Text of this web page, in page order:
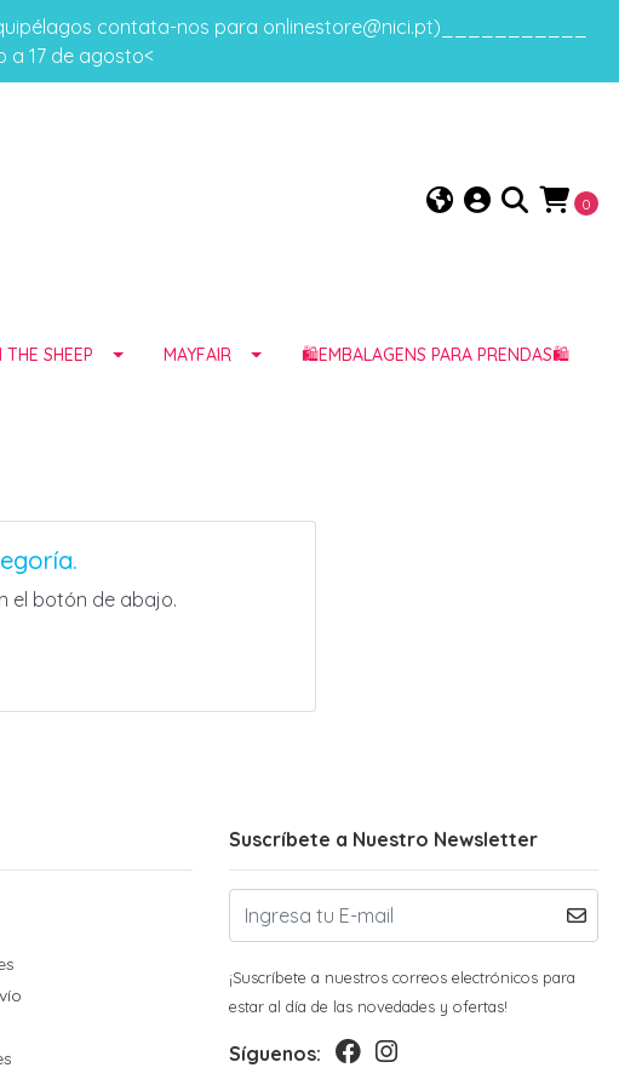
contata-nos para onlinestore@nici.pt)___________
a 17 de agosto<
0
THE SHEEP MAYFAIR 🛍️EMBALAGENS PARA PRENDAS🛍️
el botón de abajo.
Suscríbete a Nuestro Newsletter
¡Suscríbete a nuestros correos electrónicos para
estar al día de las novedades y ofertas!
Síguenos: